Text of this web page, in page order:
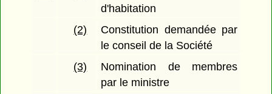
d'habitation
(2)
Constitution demandée par
le conseil de la Société
(3)
Nomination de membres
par le ministre